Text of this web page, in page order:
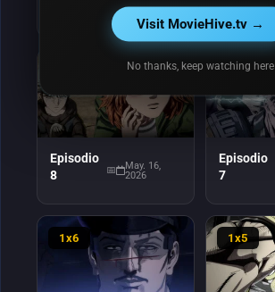
2026
9
Episodio
8
May. 16,
2026
1x7
Episodio
7
1x6 1x5
Visit MovieHive.tv →
No thanks, keep watching here